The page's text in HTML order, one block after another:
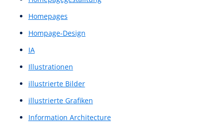
Heuristics
Heuristische Evaluierung
heuristischen Evaluierung
High Fidelity Prototype
High Fidelity Prototypes